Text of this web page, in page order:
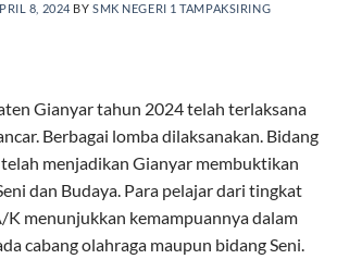
8, 2024 BYSMK NEGERI 1 TAMPAKSIRING
Gianyar tahun 2024 telah terlaksana
Berbagai lomba dilaksanakan. Bidang
menjadikan Gianyar membuktikan
dan Budaya. Para pelajar dari tingkat
K menunjukkan kemampuannya dalam
cabang olahraga maupun bidang Seni.